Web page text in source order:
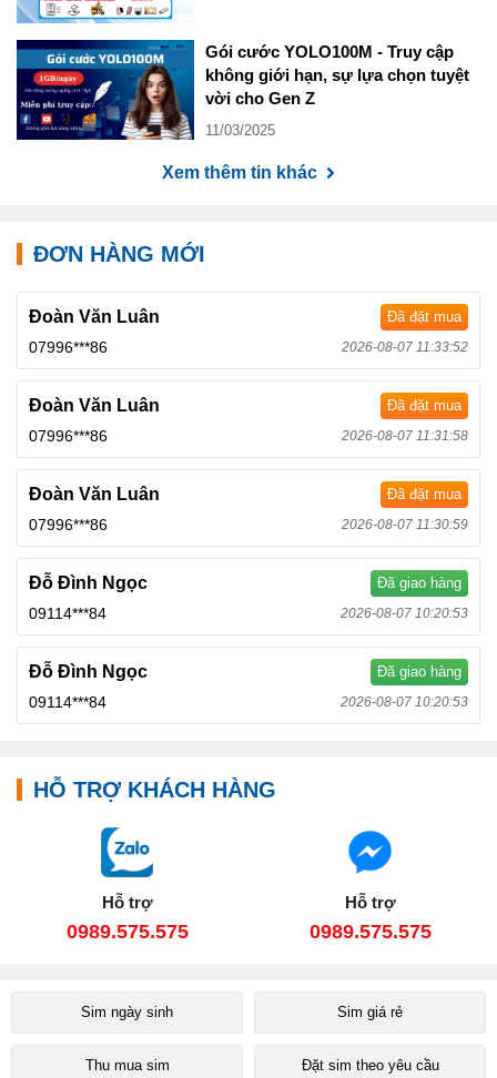
Gói cước YOLO100M - Truy cập
không giới hạn, sự lựa chọn tuyệt
vời cho Gen Z
11/03/2025
Xem thêm tin khác
ĐƠN HÀNG MỚI
Đoàn Văn Luân Đã đặt mua
07996***86 2026-08-07 11:33:52
Đoàn Văn Luân Đã đặt mua
07996***86 2026-08-07 11:31:58
Đoàn Văn Luân Đã đặt mua
07996***86 2026-08-07 11:30:59
Đỗ Đình Ngọc Đã giao hàng
09114***84 2026-08-07 10:20:53
Đỗ Đình Ngọc Đã giao hàng
09114***84 2026-08-07 10:20:53
HỖ TRỢ KHÁCH HÀNG
Hỗ trợ
0989.575.575
Hỗ trợ
0989.575.575
Sim ngày sinh Sim giá rẻ
Thu mua sim Đặt sim theo yêu cầu